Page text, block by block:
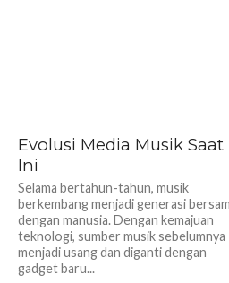
Evolusi Media Musik Saat
Ini
Selama bertahun-tahun, musik
berkembang menjadi generasi
dengan manusia. Dengan kemajuan
teknologi, sumber musik sebelumnya
menjadi usang dan diganti dengan
gadget baru...